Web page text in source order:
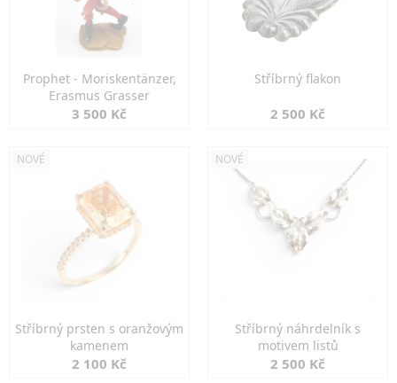
Prophet - Moriskentänzer,
Erasmus Grasser
3 500 Kč
Stříbrný flakon
2 500 Kč
NOVÉ
Stříbrný prsten s oranžovým
kamenem
2 100 Kč
NOVÉ
Stříbrný náhrdelník s
motivem listů
2 500 Kč